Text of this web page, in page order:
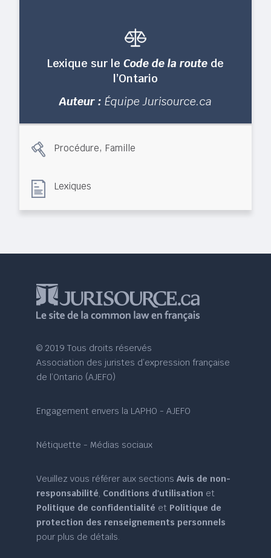
Lexique sur leCode de la route de
l’Ontario
Auteur : Équipe Jurisource.ca
Procédure, Famille
Lexiques
© 2019 Tous droits réservés
Association des juristes d’expression française
de l’Ontario (AJEFO)
Engagement envers la LAPHO - AJEFO
Nétiquette - Médias sociaux
Veuillez vous référer aux sectionsAvis de non-
responsabilité, Conditions d'utilisation et
Politique de confidentialité et Politique de
protection des renseignements personnels
pour plus de détails.